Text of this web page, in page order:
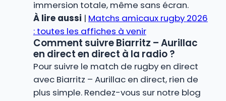
immersion totale, même sans écran.
À lire aussi | Matchs amicaux rugby 2026
: toutes les affiches à venir
Comment suivre Biarritz – Aurillac
en direct en direct à la radio ?
Pour suivre le match de rugby en direct
avec Biarritz – Aurillac en direct, rien de
plus simple. Rendez-vous sur notre blog